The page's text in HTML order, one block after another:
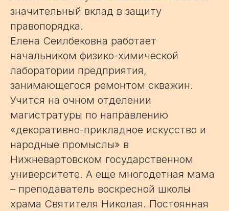
значительный вклад в защиту
правопорядка.
Елена Сеилбековна работает
начальником физико-химической
лаборатории предприятия,
занимающегося ремонтом скважин.
Учится на очном отделении
магистратуры по направлению
«декоративно-прикладное искусство и
народные промыслы» в
Нижневартовском государственном
университете. А еще многодетная мама
– преподаватель воскресной школы
храма Святителя Николая. Постоянная